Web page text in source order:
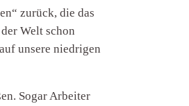
zurück, die das
Welt schon
unsere niedrigen
Sogar Arbeiter